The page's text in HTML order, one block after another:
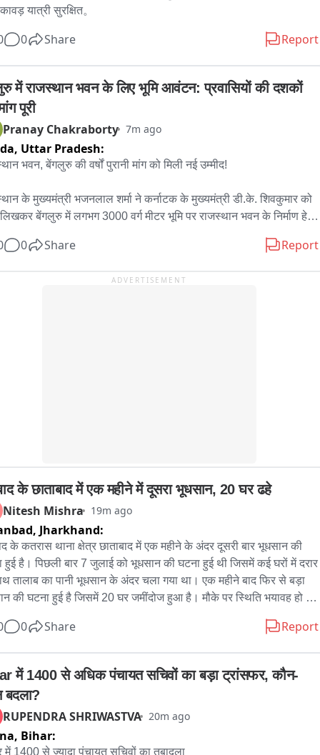
অভিযোগ, হামলায় গুরুতর জখম হন ওই ব্যক্তি। তাঁর মাথায় আঘাত লাগে এবং
বেহালা থানায় লিখিত অভিযোগ দায়ের করেছেন。
यात्री सुरक्षित。
0 Share Report
में राजस्थान भवन के लिए भूमि आवंटन: प्रवासियों की दशकों
पूरी
Pranay Chakraborty 7m ago
Uttar Pradesh:
भवन, बेंगलुरु की वर्षों पुरानी मांग को मिली नई उम्मीद!
के मुख्यमंत्री भजनलाल शर्मा ने कर्नाटक के मुख्यमंत्री डी.के. शिवकुमार को
बेंगलुरु में लगभग 3000 वर्ग मीटर भूमि पर राजस्थान भवन के निर्माण हेतु
पुरानी आकांक्षा को पूरा करने की दिशा में एक महत्वपूर्ण पहल है।
0 Share Report
ADVERTISEMENT
के छाताबाद में एक महीने में दूसरा भूधसान, 20 घर ढहे
Nitesh Mishra 19m ago
Jharkhand:
के कतरास थाना क्षेत्र छाताबाद में एक महीने के अंदर दूसरी बार भूधसान की
हुई है। पिछली बार 7 जुलाई को भूधसान की घटना हुई थी जिसमें कई घरों में दरार
तालाब का पानी भूधसान के अंदर चला गया था। एक महीने बाद फिर से बड़ा
की घटना हुई है जिसमें 20 घर जमींदोज हुआ है। मौके पर स्थिति भयावह हो
लोगो से घटना की जानकारी लिया। वही बाघमारा सीओ गिरजानंद किस्कू
का सामना बीसीसीएल अधिकारियों को करना पड़ा। घटना के लिये बीसीसीएल
आउटसोर्सिंग प्रबंधन को जिम्मेदार ठहराया। मेयर ने कहा कि एक महीने में दूसरी
में भूधसान की घटना हुई है। पिछली बार से बड़ा भूधसान की घटना हुई है।
भयावह है। लोगो को कैसे सुरक्षित किया जाय बीसीसीएल को देखना होगा।
पूरी तरह इसके लिये जिम्मेदार है। बाघमारा सीओ ने कहा कि बड़ी भूधसान
हुई है। 20 घर धराशायी हुआ है। पिछली बार की घटना में 12 लोगो को
0 Share Report
में 1400 से अधिक पंचायत सचिवों का बड़ा ट्रांसफर, कौन-
बदला?
RUPENDRA SHRIWASTVA 20m ago
Bihar:
में 1400 से ज्यादा पंचायत सचिवों का तबादला